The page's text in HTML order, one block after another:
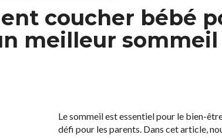
coucher bébé
meilleur sommeil
Le sommeil est essentiel pour le bien-
défi pour les parents. Dans cet article,